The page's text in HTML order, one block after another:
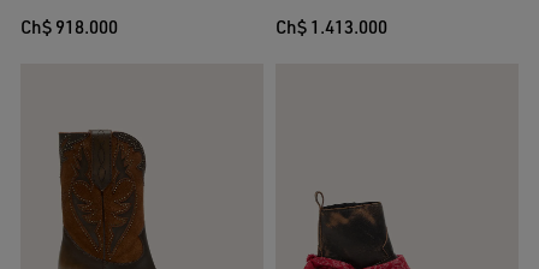
Ch$ 918.000 Ch$ 1.413.000